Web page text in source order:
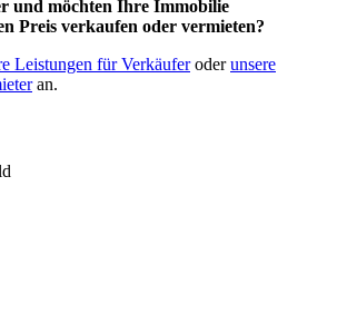
und möchten Ihre Immobilie
Preis verkaufen oder vermieten?
Leistungen für Verkäuferoderunsere
an.